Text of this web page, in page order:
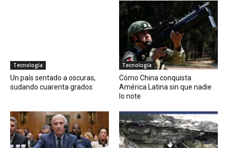
Tecnología
Un país sentado a oscuras,
sudando cuarenta grados
Tecnología
Cómo China conquista
América Latina sin que nadie
lo note